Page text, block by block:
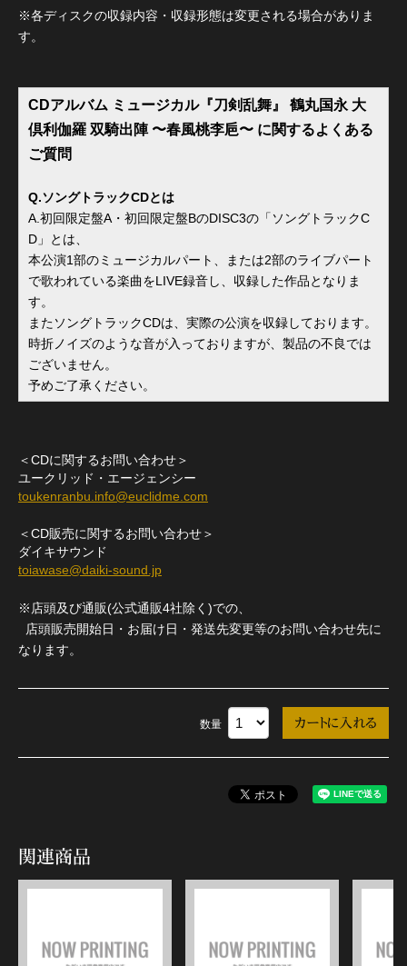
※各ディスクの収録内容・収録形態は変更される場合がありま
す。
CDアルバム ミュージカル『刀剣乱舞』 鶴丸国永 大
倶利伽羅 双騎出陣 〜春風桃李巵〜 に関するよくある
ご質問
Q.ソングトラックCDとは
A.初回限定盤A・初回限定盤BのDISC3の「ソングトラックC
D」とは、
本公演1部のミュージカルパート、または2部のライブパート
で歌われている楽曲をLIVE録音し、収録した作品となりま
す。
またソングトラックCDは、実際の公演を収録しております。
時折ノイズのような音が入っておりますが、製品の不良では
ございません。
予めご了承ください。
＜CDに関するお問い合わせ＞
ユークリッド・エージェンシー
toukenranbu.info@euclidme.com
＜CD販売に関するお問い合わせ＞
ダイキサウンド
toiawase@daiki-sound.jp
※店頭及び通販(公式通販4社除く)での、
店頭販売開始日・お届け日・発送先変更等のお問い合わせ先に
なります。
数量
関連商品